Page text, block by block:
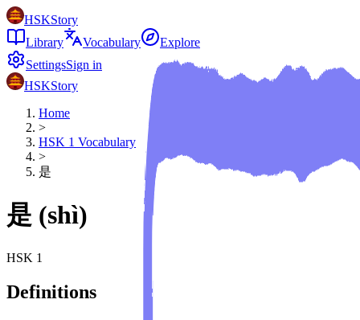
HSKStory
Library
Vocabulary
Explore
SettingsSign in
HSKStory
Home
>
HSK 1 Vocabulary
>
是
是 (shì)
HSK 1
Definitions